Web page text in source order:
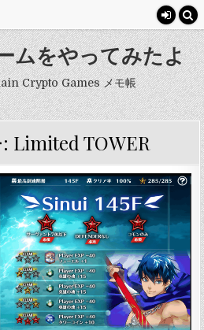
ムをやってみたよ
Crypto Games メモ帳
Limited TOWER